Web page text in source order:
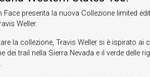
Face presenta la nuova Collezione limited
Weller.
la collezione, Travis Weller si è ispirato
dei trail nella Sierra Nevada e il verde